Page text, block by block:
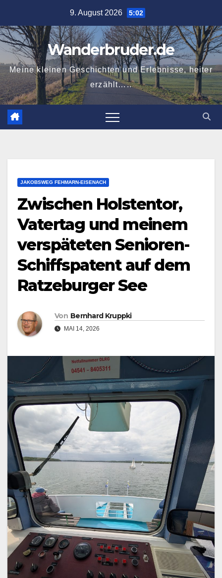
springen
9. August 2026 5:02
Wanderbruder.de
Meine kleinen Geschichten und Erlebnisse, heiter
erzählt…..
JAKOBSWEG FEHMARN-EISENACH
Zwischen Holstentor,
Vatertag und meinem
verspäteten Senioren-
Schiffspatent auf dem
Ratzeburger See
Von Bernhard Kruppki
MAI 14, 2026